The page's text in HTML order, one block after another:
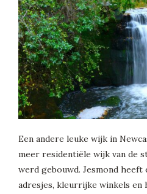
Een andere leuke wijk in
meer residentiële wijk van de
werd gebouwd. Jesmond heeft
adresjes, kleurrijke winkels en